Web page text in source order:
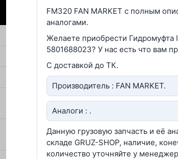
FM320 FAN MARKET c полным
аналогами.
Желаете приобрести Гидромуфта
5801688023? У нас есть что вам
С доставкой до ТК.
Производитель : FAN MARKET.
Аналоги : .
Данную грузовую запчасть и её
складе GRUZ-SHOP, наличие,
количество уточняйте у